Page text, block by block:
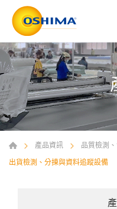
產品資訊
品質檢測
出貨檢測、分揀與資料追蹤設備